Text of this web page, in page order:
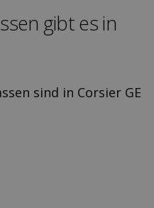
gibt es in
sind in Corsier GE